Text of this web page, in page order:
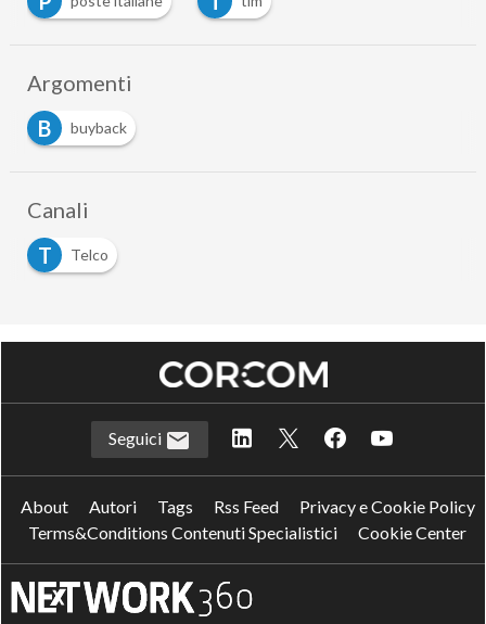
Argomenti
B
buyback
Canali
T
Telco
Seguici
About Autori Tags Rss Feed
Privacy e Cookie Policy
Terms&Conditions Contenuti Specialistici
Cookie Center